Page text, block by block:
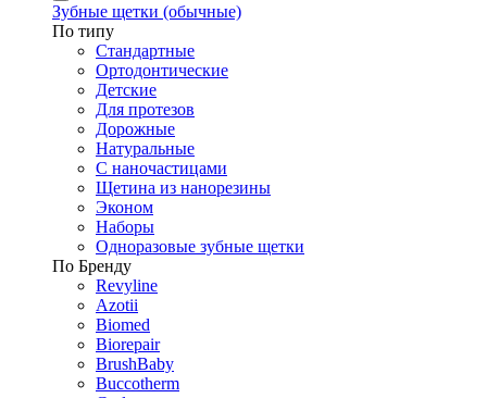
Зубные щетки (обычные)
По типу
Стандартные
Ортодонтические
Детские
Для протезов
Дорожные
Натуральные
С наночастицами
Щетина из нанорезины
Эконом
Наборы
Одноразовые зубные щетки
По Бренду
Revyline
Azotii
Biomed
Biorepair
BrushBaby
Buccotherm